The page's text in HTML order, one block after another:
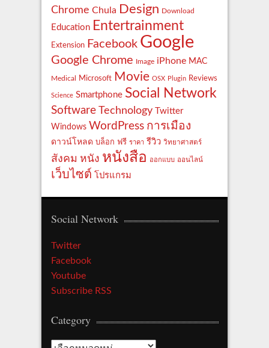
Chrome Chula Design Download
Education Entertrainment
Extension Facebook Google
Google Chrome Image iPhone MAC
Medical Microsoft Movie OSX Plugin Reviews
Science Smartphone Social Network
Software Technology
Twitter
Windows WordPress การเมือง
ดาวน์โหลด บล็อก ฟรี ราคา รีวิว วิทยาศาสตร์
สังคม หนัง หนังสือ ออกแบบ ออนไลน์
เว็บไซต์ โปรแกรม
Social Network
Twitter
Facebook
Youtube
Subscribe RSS
Category
Category